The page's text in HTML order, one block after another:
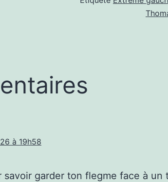
à 19h58
savoir garder ton flegme face à un